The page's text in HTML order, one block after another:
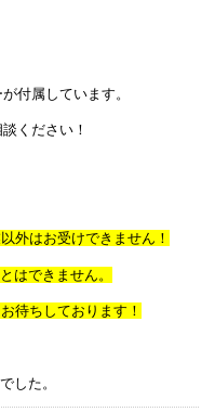
付属しています。
ください！
外はお受けできません！
はできません。
待ちしております！
した。